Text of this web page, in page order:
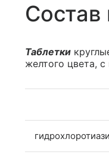
Состав
Таблетки
желтого цвета,